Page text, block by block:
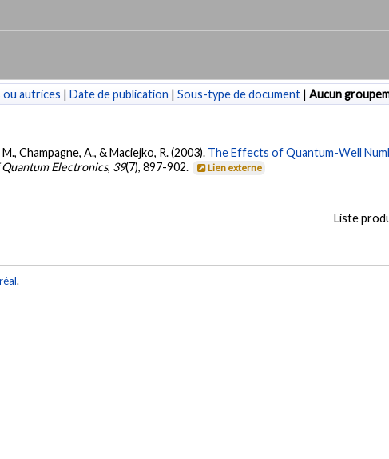
autrices | Date de publication | Sous-type de document | Aucun
Champagne, A., & Maciejko, R. (2003). The Effects of Quantum-Well
Quantum Electronics, 39(7), 897-902. Lien externe
Liste
.